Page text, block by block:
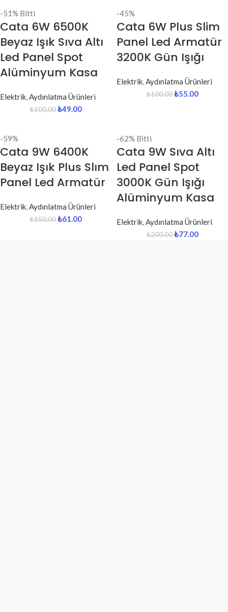
-51% Bitti
Cata 6W 6500K
Beyaz Işık Sıva Altı
Led Panel Spot
Alüminyum Kasa
Elektrik,Aydınlatma Ürünleri
₺100.00 ₺49.00
-45%
Cata 6W Plus Slim
Panel Led Armatür
3200K Gün Işığı
Elektrik,Aydınlatma Ürünleri
₺100.00 ₺55.00
-59%
Cata 9W 6400K
Beyaz Işık Plus Slım
Panel Led Armatür
Elektrik,Aydınlatma Ürünleri
₺150.00 ₺61.00
-62% Bitti
Cata 9W Sıva Altı
Led Panel Spot
3000K Gün Işığı
Alüminyum Kasa
Elektrik,Aydınlatma Ürünleri
₺200.00 ₺77.00